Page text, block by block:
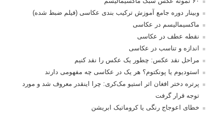
وبینار دوره جامع آموزش ترکیب بندی عکاسی (فیلم ضبط شده)
ماکسیمالیسم در عکاسی
نقطه عطف در عکاسی
اندازه و تناسب در عکاسی
مراحل نقد عکس: چطور یک عکس را نقد کنیم
استودیوم یا پونکتوم؟ هر یک در عکاسی چه مفهومی دارند
پرتره دختر افغان اثر استیو مک‌کری: چرا اینقدر معروف شد و مورد
توجه قرار گرفت
خطای اعوجاج رنگی یا کروماتیک ابریشن